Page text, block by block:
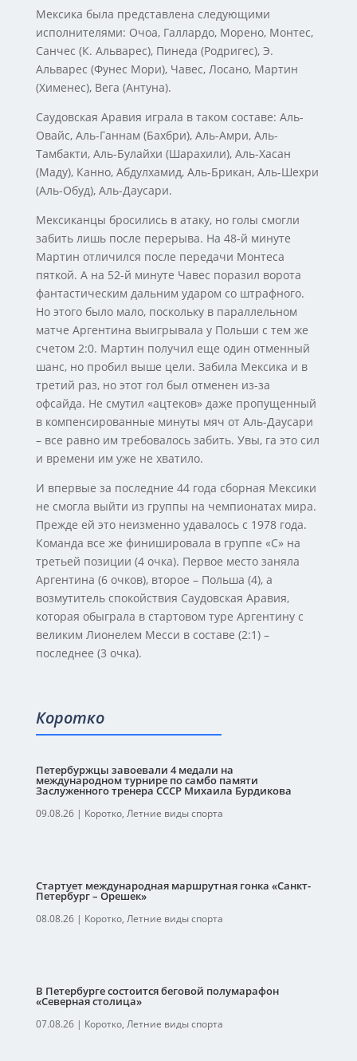
Мексика была представлена следующими
исполнителями: Очоа, Галлардо, Морено, Монтес,
Санчес (К. Альварес), Пинеда (Родригес), Э.
Альварес (Фунес Мори), Чавес, Лосано, Мартин
(Хименес), Вега (Антуна).
Саудовская Аравия играла в таком составе: Аль-
Овайс, Аль-Ганнам (Бахбри), Аль-Амри, Аль-
Тамбакти, Аль-Булайхи (Шарахили), Аль-Хасан
(Маду), Канно, Абдулхамид, Аль-Брикан, Аль-Шехри
(Аль-Обуд), Аль-Даусари.
Мексиканцы бросились в атаку, но голы смогли
забить лишь после перерыва. На 48-й минуте
Мартин отличился после передачи Монтеса
пяткой. А на 52-й минуте Чавес поразил ворота
фантастическим дальним ударом со штрафного.
Но этого было мало, поскольку в параллельном
матче Аргентина выигрывала у Польши с тем же
счетом 2:0. Мартин получил еще один отменный
шанс, но пробил выше цели. Забила Мексика и в
третий раз, но этот гол был отменен из-за
офсайда. Не смутил «ацтеков» даже пропущенный
в компенсированные минуты мяч от Аль-Даусари
– все равно им требовалось забить. Увы, га это сил
и времени им уже не хватило.
И впервые за последние 44 года сборная Мексики
не смогла выйти из группы на чемпионатах мира.
Прежде ей это неизменно удавалось с 1978 года.
Команда все же финишировала в группе «С» на
третьей позиции (4 очка). Первое место заняла
Аргентина (6 очков), второе – Польша (4), а
возмутитель спокойствия Саудовская Аравия,
которая обыграла в стартовом туре Аргентину с
великим Лионелем Месси в составе (2:1) –
последнее (3 очка).
Коротко
Петербуржцы завоевали 4 медали на
международном турнире по самбо памяти
Заслуженного тренера СССР Михаила Бурдикова
09.08.26| Коротко, Летние виды спорта
Стартует международная маршрутная гонка «Санкт-
Петербург – Орешек»
08.08.26| Коротко, Летние виды спорта
В Петербурге состоится беговой полумарафон
«Северная столица»
07.08.26| Коротко, Летние виды спорта